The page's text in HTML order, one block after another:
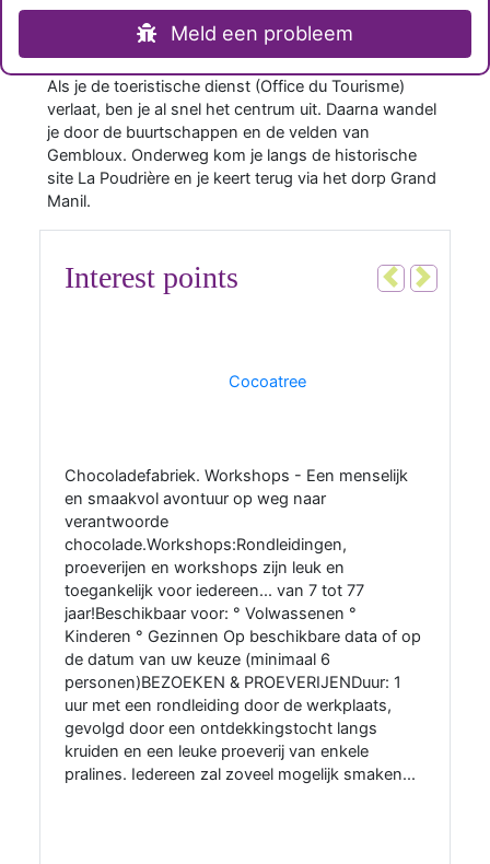
Meld een probleem
Als je de toeristische dienst (Office du Tourisme)
verlaat, ben je al snel het centrum uit. Daarna wandel
je door de buurtschappen en de velden van
Gembloux. Onderweg kom je langs de historische
site La Poudrière en je keert terug via het dorp Grand
Manil.
Interest points Vorig
Cocoatree
Chocoladefabriek. Workshops - Een menselijk
en smaakvol avontuur op weg naar
verantwoorde
chocolade.Workshops:Rondleidingen,
proeverijen en workshops zijn leuk en
toegankelijk voor iedereen... van 7 tot 77
jaar!Beschikbaar voor: ° Volwassenen °
Kinderen ° Gezinnen Op beschikbare data of op
de datum van uw keuze (minimaal 6
personen)BEZOEKEN & PROEVERIJENDuur: 1
uur met een rondleiding door de werkplaats,
gevolgd door een ontdekkingstocht langs
kruiden en een leuke proeverij van enkele
pralines. Iedereen zal zoveel mogelijk smaken...